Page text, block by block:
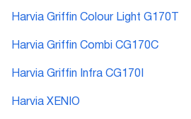
Harvia Griffin Colour Light G170T
Harvia Griffin Combi CG170C
Harvia Griffin Infra CG170I
Harvia XENIO